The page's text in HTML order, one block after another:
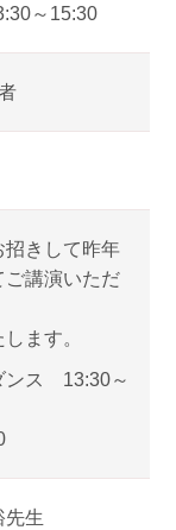
～15:30
きして昨年
講演いただ
ます。
ンス 13:30～
生